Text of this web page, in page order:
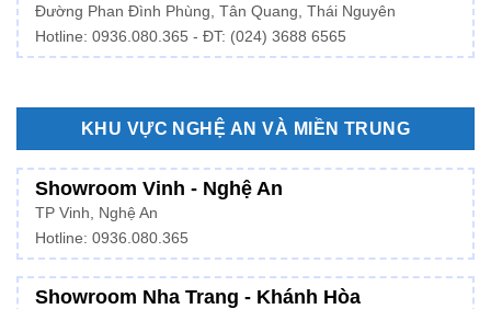
Đường Phan Đình Phùng, Tân Quang, Thái Nguyên
Hotline: 0936.080.365 - ĐT: (024) 3688 6565
KHU VỰC NGHỆ AN VÀ MIỀN TRUNG
Showroom Vinh - Nghệ An
TP Vinh, Nghệ An
Hotline: 0936.080.365
Showroom Nha Trang - Khánh Hòa